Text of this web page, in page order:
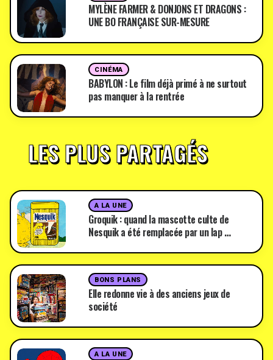
MYLÈNE FARMER & DONJONS ET DRAGONS :
UNE BO FRANÇAISE SUR-MESURE
CINÉMA
BABYLON : Le film déjà primé à ne surtout
pas manquer à la rentrée
LES PLUS PARTAGÉS
A LA UNE
Groquik : quand la mascotte culte de
Nesquik a été remplacée par un lap …
BONS PLANS
Elle redonne vie à des anciens jeux de
société
A LA UNE